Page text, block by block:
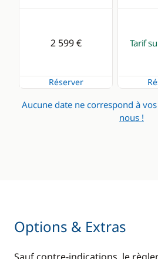
2 599 €
Réserver
Tarif
Aucune date ne correspond à
nous !
Options & Extras